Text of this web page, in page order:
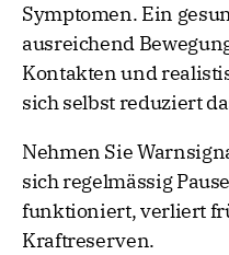
Symptomen. Ein
ausreichend
Kontakten und
sich selbst reduziert
Nehmen Sie
sich regelmässig
funktioniert, verliert
Kraftreserven.